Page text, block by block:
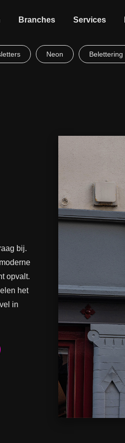
Branches Services
Neon Belettering
bij.
opvalt.
het
in